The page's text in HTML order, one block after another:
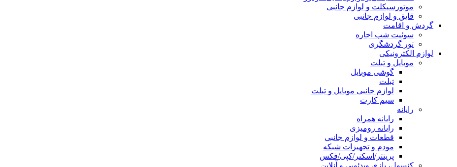
موتورسیکلت و لوازم جانبی
قایق و لوازم جانبی
گردش و اقامت
سوئیت شب اجاره
تور گردشگری
لوازم الکترونیکی
موبایل و تبلت
گوشی موبایل
تبلت
لوازم جانبی موبایل و تبلت
سیم کارت
رایانه
رایانه همراه
رایانه رومیزی
قطعات و لوازم جانبی
مودم و تجهیزات شبکه
پرینتر/اسکنر/کپی/فکس